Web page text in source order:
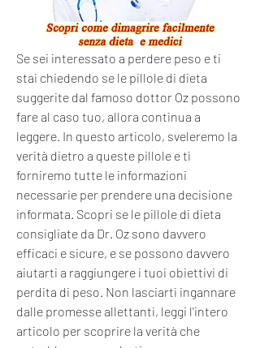
Se sei interessato a perdere peso e ti
stai chiedendo se le pillole di dieta
suggerite dal famoso dottor Oz possono
fare al caso tuo, allora continua a
leggere. In questo articolo, sveleremo la
verità dietro a queste pillole e ti
forniremo tutte le informazioni
necessarie per prendere una decisione
informata. Scopri se le pillole di dieta
consigliate da Dr. Oz sono davvero
efficaci e sicure, e se possono davvero
aiutarti a raggiungere i tuoi obiettivi di
perdita di peso. Non lasciarti ingannare
dalle promesse allettanti, leggi l'intero
articolo per scoprire la verità che